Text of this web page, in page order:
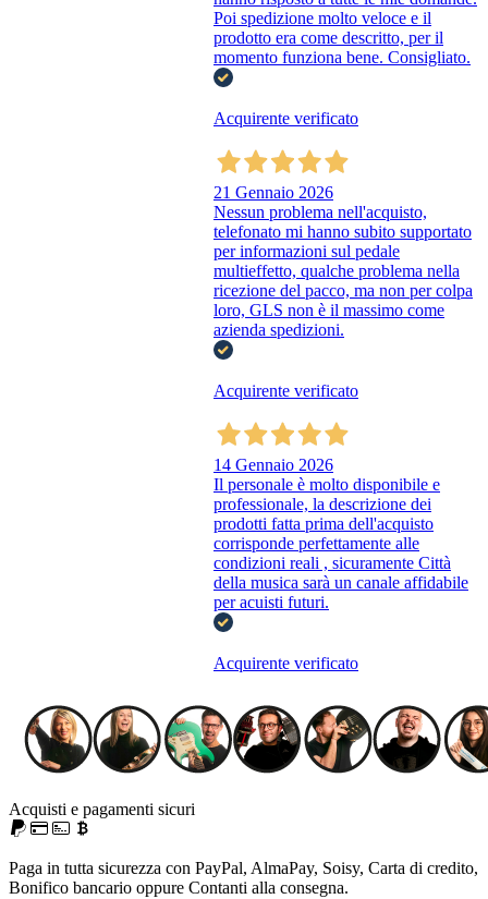
Poi spedizione molto veloce e il
prodotto era come descritto, per il
momento funziona bene. Consigliato.
Acquirente verificato
21 Gennaio 2026
Nessun problema nell'acquisto,
telefonato mi hanno subito supportato
per informazioni sul pedale
multieffetto, qualche problema nella
ricezione del pacco, ma non per colpa
loro, GLS non è il massimo come
azienda spedizioni.
Acquirente verificato
14 Gennaio 2026
Il personale è molto disponibile e
professionale, la descrizione dei
prodotti fatta prima dell'acquisto
corrisponde perfettamente alle
condizioni reali , sicuramente Città
della musica sarà un canale affidabile
per acuisti futuri.
Acquirente verificato
Acquisti e pagamenti sicuri
Paga in tutta sicurezza con PayPal, AlmaPay, Soisy, Carta di credito,
Bonifico bancario oppure Contanti alla consegna.